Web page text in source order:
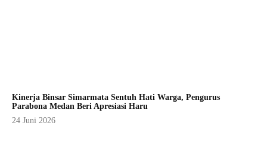
Kinerja Binsar Simarmata Sentuh Hati Warga, Pengurus
Parabona Medan Beri Apresiasi Haru
24 Juni 2026